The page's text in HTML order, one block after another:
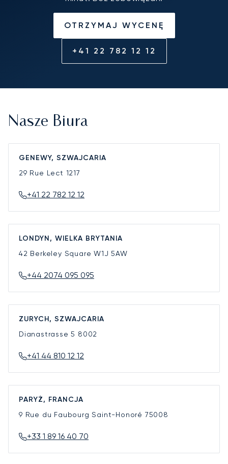
OTRZYMAJ WYCENĘ
+41 22 782 12 12
Nasze Biura
GENEWY, SZWAJCARIA
29 Rue Lect 1217
+41 22 782 12 12
LONDYN, WIELKA BRYTANIA
42 Berkeley SquareW1J 5AW
+44 2074 095 095
ZURYCH, SZWAJCARIA
Dianastrasse 5 8002
+41 44 810 12 12
PARYŻ, FRANCJA
9 Rue du Faubourg Saint-Honoré 75008
+33 1 89 16 40 70